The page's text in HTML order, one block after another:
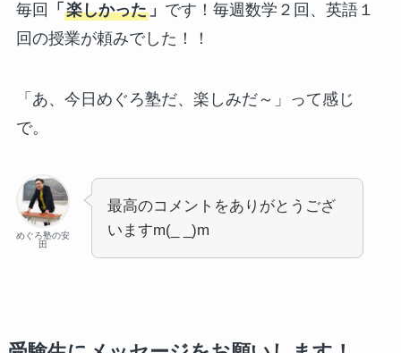
毎回 「 楽しかった」 です！毎週数学２回、英語１
回の授業が頼みでした！！
「あ、今日めぐろ塾だ、楽しみだ～」って感じ
で。
めぐろ塾の安
田
最高のコメントをありがとうござ
いますm(_ _)m